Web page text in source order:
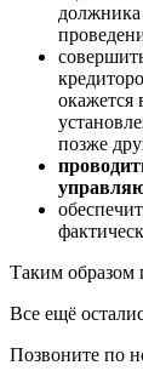
окажется
позже
Таким образом
Все ещё
Позвоните по